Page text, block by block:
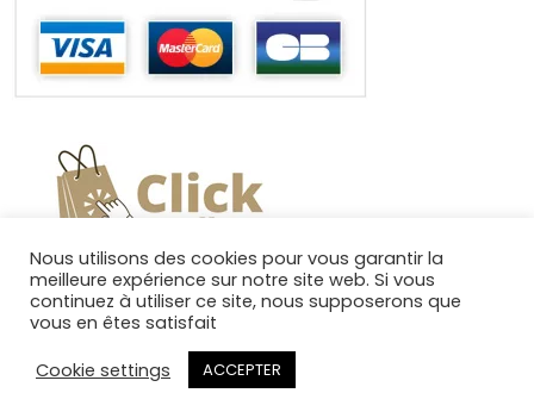
Copyright 2025. Tous droits réservés.
Nous utilisons des cookies pour vous garantir la
meilleure expérience sur notre site web. Si vous
continuez à utiliser ce site, nous supposerons que
vous en êtes satisfait
Cookie settings
ACCEPTER